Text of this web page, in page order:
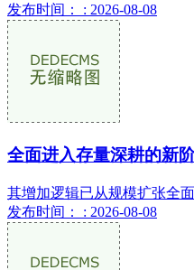
发布时间： : 2026-08-08
全面进入存量深耕的新
其增加逻辑已从规模扩张全
发布时间： : 2026-08-08